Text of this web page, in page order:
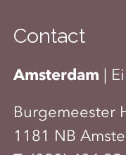
Contact
Amsterdam |
Burgemeester
1181 NB